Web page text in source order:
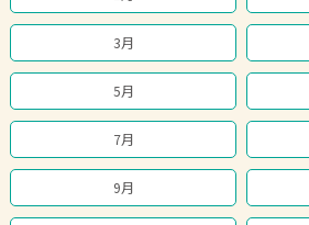
3月
5月
7月
9月